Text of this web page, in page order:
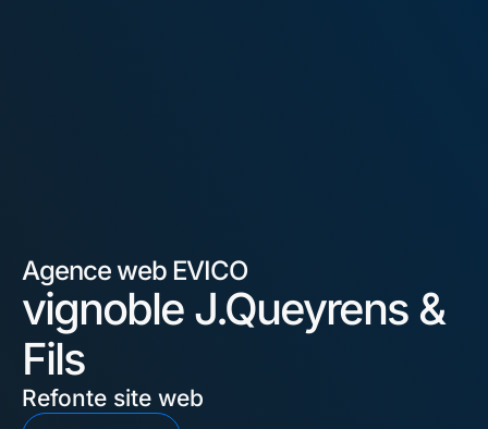
Agence web EVICO
vignoble J.Queyrens &
Fils
Refonte site web